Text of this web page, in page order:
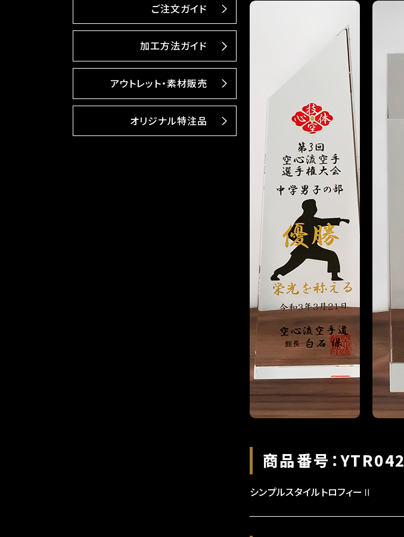
ご注文ガイド
加工方法ガイド
アウトレット・素材販売
オリジナル特注品
商品番号：YTR042
シンプルスタイルトロフィーⅡ